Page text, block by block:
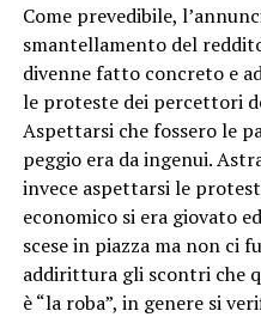
Come prevedibile,
smantellamento del
divenne fatto concreto e
le proteste dei percettori
Aspettarsi che fossero le
peggio era da ingenui.
invece aspettarsi le
economico si era giovato
scese in piazza ma non ci
addirittura gli scontri che
è “la roba”, in genere si